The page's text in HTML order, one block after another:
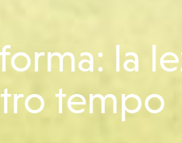
la
tempo